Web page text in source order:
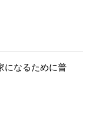
になるために普